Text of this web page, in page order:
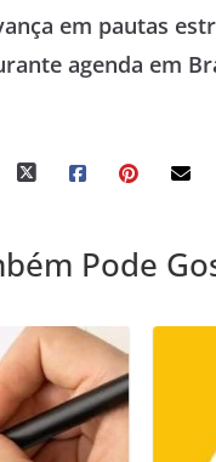
em pautas
agenda em
Pode